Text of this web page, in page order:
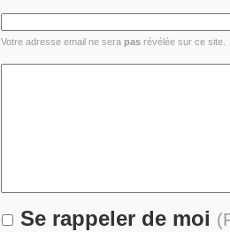
Votre adresse email ne serapas révélée sur ce site.
Se rappeler de moi